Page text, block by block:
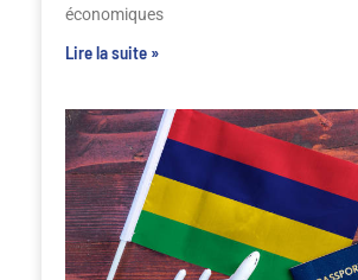
économiques
Lire la suite »